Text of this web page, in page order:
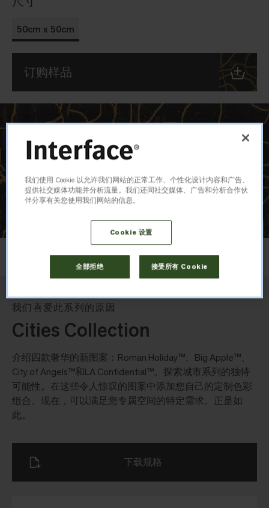
50cm x 50cm
订购样品
我们喜爱此系列的原因
Cities Collection
介绍四款奢华的新图案：Roman Holiday™、Big Apple™、
City of Angels™和LA Confidential™。探索城市系列的独特
可能性。在这些令人惊叹的图案中添加您自己的定制色彩
组合。现在，可以满足您专属空间的特定需求。正是如
此。
下载规格
我们使用 Cookie 以允许我们网站的正常工作、个性化设计内容和广告、
提供社交媒体功能并分析流量。我们还同社交媒体、广告和分析合作伙
伴分享有关您使用我们网站的信息。
Cookie 设置
全部拒绝 接受所有 Cookie